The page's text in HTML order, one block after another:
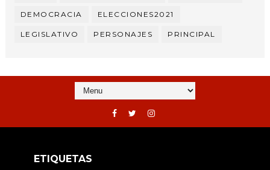
DEMOCRACIA ELECCIONES2021
LEGISLATIVO PERSONAJES PRINCIPAL
ETIQUETAS